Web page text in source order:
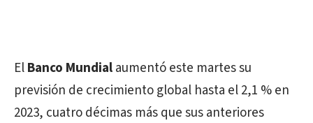
ElBanco Mundialaumentó este martes su
previsión de crecimiento global hasta el 2,1 % en
2023, cuatro décimas más que sus anteriores